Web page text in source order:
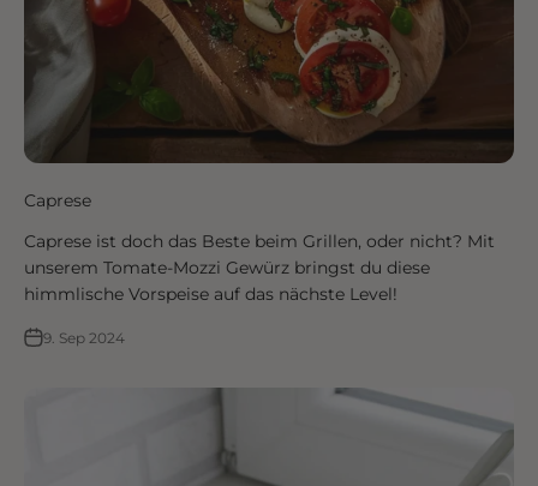
Caprese
Caprese ist doch das Beste beim Grillen, oder nicht? Mit
unserem Tomate-Mozzi Gewürz bringst du diese
himmlische Vorspeise auf das nächste Level!
9. Sep 2024